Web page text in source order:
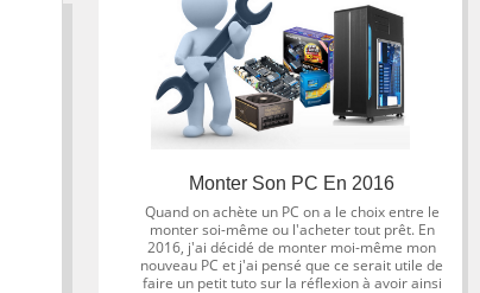
Monter Son PC En 2016
Quand on achète un PC on a le choix entre le
monter soi-même ou l'acheter tout prêt. En
2016, j'ai décidé de monter moi-même mon
nouveau PC et j'ai pensé que ce serait utile de
faire un petit tuto sur la réflexion à avoir ainsi